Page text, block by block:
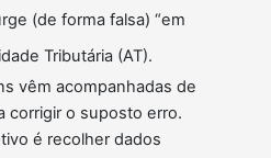
(de forma falsa) “em
Tributária (AT).
vêm acompanhadas de
corrigir o suposto erro.
é recolher dados